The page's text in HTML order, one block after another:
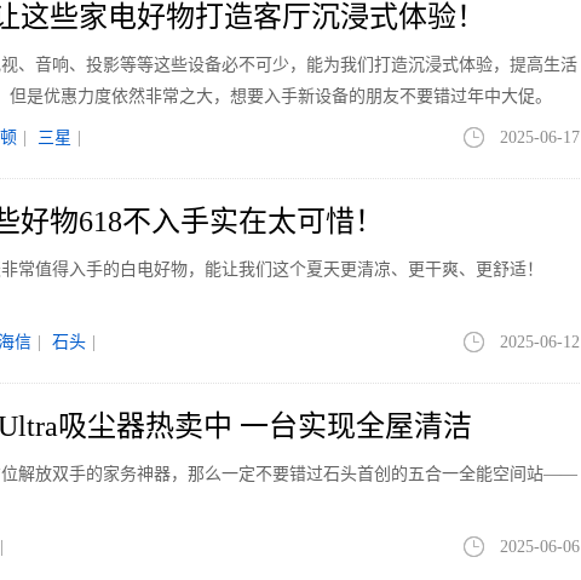
这些家电好物打造客厅沉浸式体验！
、音响、投影等等这些设备必不可少，能为我们打造沉浸式体验，提高生活
但是优惠力度依然非常之大，想要入手新设备的朋友不要错过年中大促。
三星 2025-06-17
好物618不入手实在太可惜！
常值得入手的白电好物，能让我们这个夏天更清凉、更干爽、更舒适！
信 石头 2025-06-12
吸尘器热卖中 一台实现全屋清洁
解放双手的家务神器，那么一定不要错过石头首创的五合一全能空间站——
2025-06-06